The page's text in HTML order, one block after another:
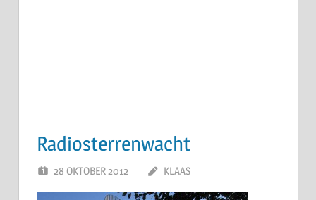
Radiosterrenwacht
28 OKTOBER 2012 KLAAS